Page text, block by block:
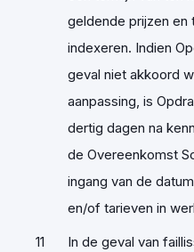
geldende prijzen en
indexeren. Indien
geval niet akkoord
aanpassing, is
dertig dagen na
de Overeenkomst
ingang van de
en/of tarieven in
In de geval van